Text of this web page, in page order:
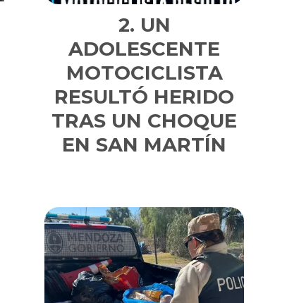
UN
ADOLESCENTE
MOTOCICLISTA
RESULTÓ HERIDO
TRAS UN CHOQUE
EN SAN MARTÍN